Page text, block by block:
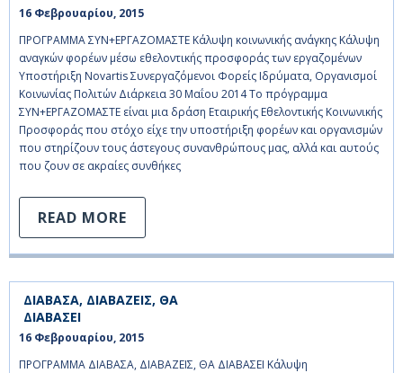
16 Φεβρουαρίου, 2015
ΠΡΟΓΡΑΜΜΑ ΣΥΝ+ΕΡΓΑΖΟΜΑΣΤΕ Κάλυψη κοινωνικής ανάγκης Κάλυψη
αναγκών φορέων μέσω εθελοντικής προσφοράς των εργαζομένων
Υποστήριξη Novartis Συνεργαζόμενοι Φορείς Ιδρύματα, Οργανισμοί
Κοινωνίας Πολιτών Διάρκεια 30 Μαΐου 2014 Το πρόγραμμα
ΣΥΝ+ΕΡΓΑΖΟΜΑΣΤΕ είναι μια δράση Εταιρικής Εθελοντικής Κοινωνικής
Προσφοράς που στόχο είχε την υποστήριξη φορέων και οργανισμών
που στηρίζουν τους άστεγους συνανθρώπους μας, αλλά και αυτούς
που ζουν σε ακραίες συνθήκες
READ MORE
ΔΙΑΒΑΣΑ, ΔΙΑΒΑΖΕΙΣ, ΘΑ
ΔΙΑΒΑΣΕΙ
16 Φεβρουαρίου, 2015
ΠΡΟΓΡΑΜΜΑ ΔΙΑΒΑΣΑ, ΔΙΑΒΑΖΕΙΣ, ΘΑ ΔΙΑΒΑΣΕΙ Κάλυψη